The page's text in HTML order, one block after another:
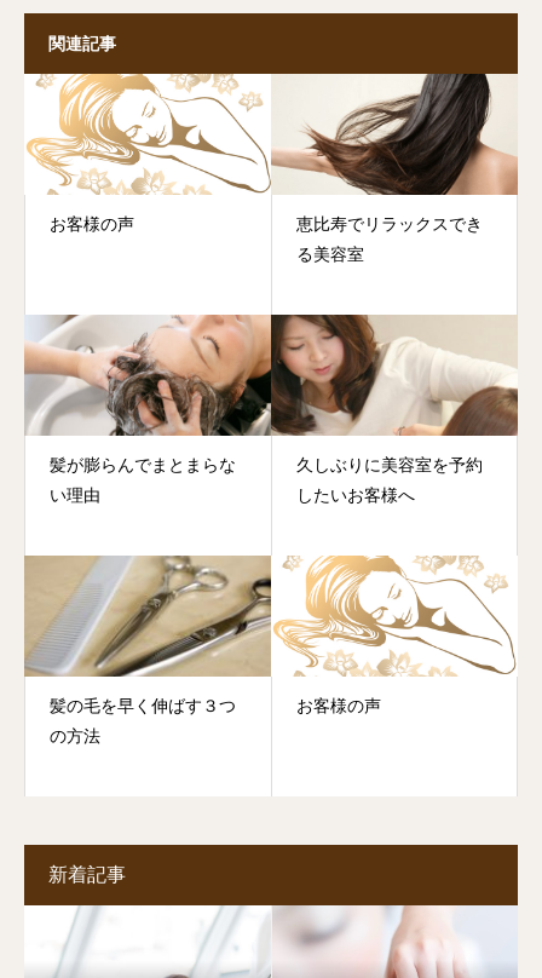
関連記事
お客様の声
恵比寿でリラックスでき
る美容室
髪が膨らんでまとまらな
い理由
久しぶりに美容室を予約
したいお客様へ
髪の毛を早く伸ばす３つ
の方法
お客様の声
新着記事